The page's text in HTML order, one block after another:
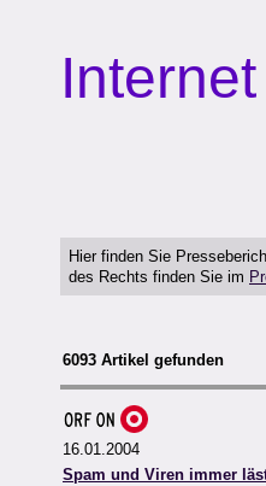
Internet
Hier finden Sie
des Rechts finden Sie im
6093 Artikel gefunden
16.01.2004
Spam und Viren immer